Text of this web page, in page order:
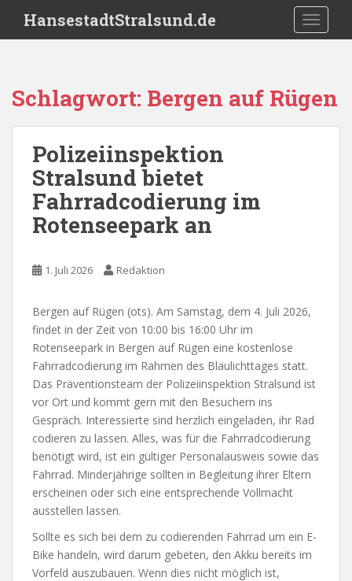
i
HansestadtStralsund.de
Schlagwort: Bergen auf Rügen
Polizeiinspektion
Stralsund bietet
Fahrradcodierung im
Rotenseepark an
1. Juli 2026 Redaktion
Bergen auf Rügen (ots). Am Samstag, dem 4. Juli 2026,
findet in der Zeit von 10:00 bis 16:00 Uhr im
Rotenseepark in Bergen auf Rügen eine kostenlose
Fahrradcodierung im Rahmen des Blaulichttages statt.
Das Präventionsteam der Polizeiinspektion Stralsund ist
vor Ort und kommt gern mit den Besuchern ins
Gespräch. Interessierte sind herzlich eingeladen, ihr Rad
codieren zu lassen. Alles, was für die Fahrradcodierung
benötigt wird, ist ein gültiger Personalausweis sowie das
Fahrrad. Minderjährige sollten in Begleitung ihrer Eltern
erscheinen oder sich eine entsprechende Vollmacht
ausstellen lassen.
Sollte es sich bei dem zu codierenden Fahrrad um ein E-
Bike handeln, wird darum gebeten, den Akku bereits im
Vorfeld auszubauen. Wenn dies nicht möglich ist,